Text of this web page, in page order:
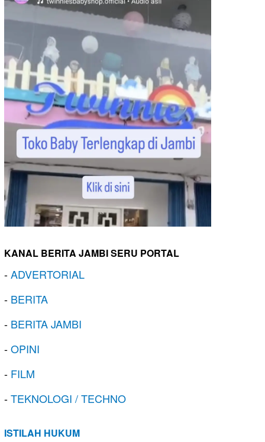
KANAL BERITA JAMBI SERU PORTAL
-ADVERTORIAL
- BERITA
- BERITA JAMBI
-OPINI
- FILM
-TEKNOLOGI / TECHNO
ISTILAH HUKUM